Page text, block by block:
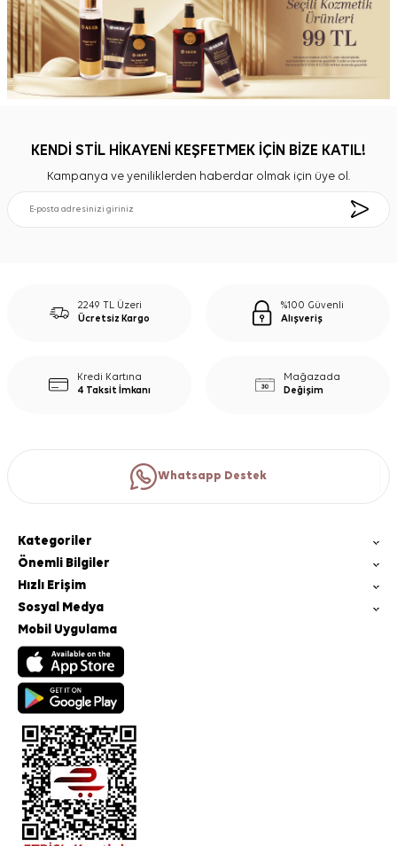
KENDİ STİL HİKAYENİ KEŞFETMEK İÇİN BİZE KATIL!
Kampanya ve yeniliklerden haberdar olmak için üye ol.
2249 TL Üzeri
Ücretsiz Kargo
%100 Güvenli
Alışveriş
Kredi Kartına
4 Taksit İmkanı
Mağazada
Değişim
Whatsapp Destek
Kategoriler
Önemli Bilgiler
Hızlı Erişim
Sosyal Medya
Mobil Uygulama